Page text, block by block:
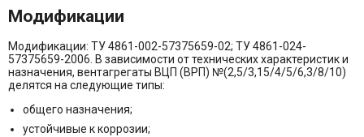
Модификации
Модификации: ТУ 4861-002-57375659-02; ТУ 4861-024-
57375659-2006. В зависимости от технических характеристик и
назначения, вентагрегаты ВЦП (ВРП) №(2,5/3,15/4/5/6,3/8/10)
делятся на следующие типы:
общего назначения;
устойчивые к коррозии;